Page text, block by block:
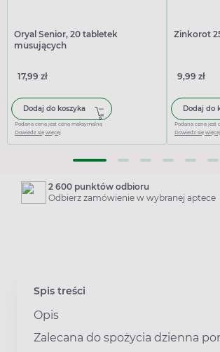
Oryal Senior, 20 tabletek
musujących
17,99 zł
Dodaj do koszyka
Podana cena jest ceną maksymalną
Dowiedz się więcej
Zinkorot
9,99 zł
Dodaj do
Podana cena jest
Dowiedz się więcej
2 600 punktów odbioru
Odbierz zamówienie w wybranej aptece
Spis treści
Opis
Zalecana do spożycia dzienna